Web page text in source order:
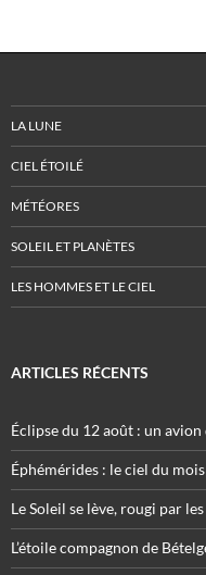
LA LUNE
CIEL ÉTOILÉ
MÉTÉORES
SOLEIL ET PLANÈTES
LES HOMMES ET LE CIEL
ARTICLES RÉCENTS
Éclipse du 12 août : un avion
Éphémérides : le ciel du
Le Soleil se lève, rougi par
L’étoile compagnon de